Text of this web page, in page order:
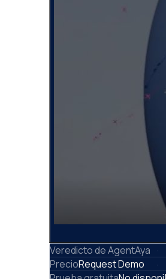
Veredicto de AgentAya
PrecioRequest Demo